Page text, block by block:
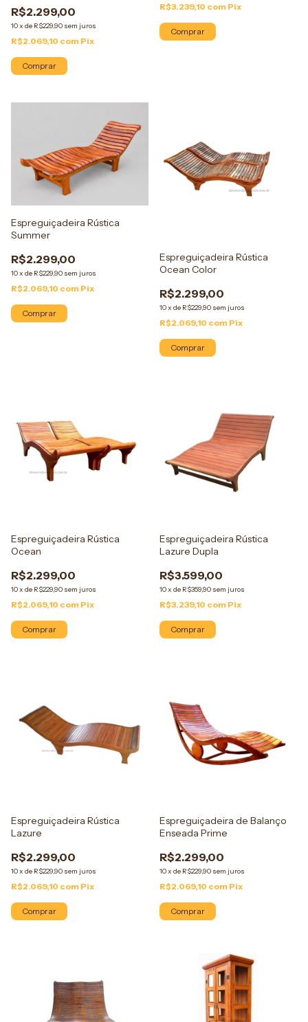
R$2.299,00
10x de R$229,90 sem juros
R$2.069,10 com Pix
Comprar
R$3.239,10 com Pix
Comprar
Espreguiçadeira Rústica
Summer
R$2.299,00
10x de R$229,90 sem juros
R$2.069,10 com Pix
Comprar
Espreguiçadeira Rústica
Ocean Color
R$2.299,00
10x de R$229,90 sem juros
R$2.069,10 com Pix
Comprar
Espreguiçadeira Rústica
Ocean
R$2.299,00
10x de R$229,90 sem juros
R$2.069,10 com Pix
Comprar
Espreguiçadeira Rústica
Lazure Dupla
R$3.599,00
10x de R$359,90 sem juros
R$3.239,10 com Pix
Comprar
Espreguiçadeira Rústica
Lazure
R$2.299,00
10x de R$229,90 sem juros
R$2.069,10 com Pix
Comprar
Espreguiçadeira de Balanço
Enseada Prime
R$2.299,00
10x de R$229,90 sem juros
R$2.069,10 com Pix
Comprar